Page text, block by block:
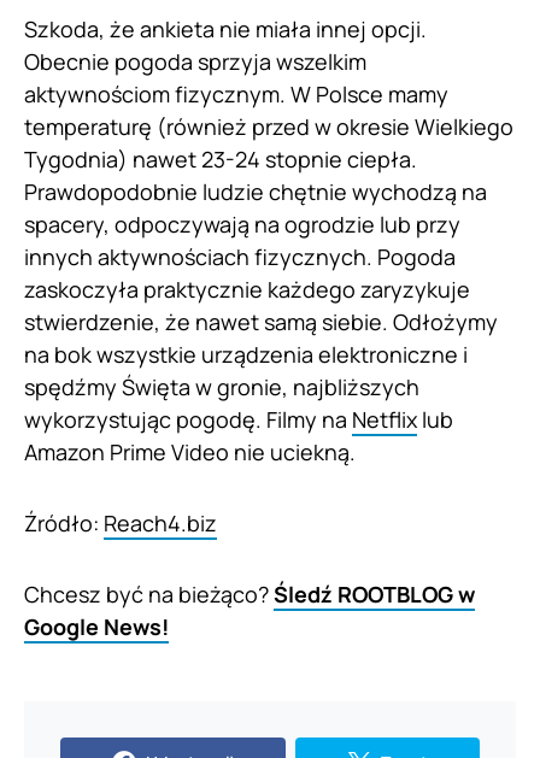
Szkoda, że ankieta nie miała innej opcji.
Obecnie pogoda sprzyja wszelkim
aktywnościom fizycznym. W Polsce mamy
temperaturę (również przed w okresie Wielkiego
Tygodnia) nawet 23-24 stopnie ciepła.
Prawdopodobnie ludzie chętnie wychodzą na
spacery, odpoczywają na ogrodzie lub przy
innych aktywnościach fizycznych. Pogoda
zaskoczyła praktycznie każdego zaryzykuje
stwierdzenie, że nawet samą siebie. Odłożymy
na bok wszystkie urządzenia elektroniczne i
spędźmy Święta w gronie, najbliższych
wykorzystując pogodę. Filmy na Netflix lub
Amazon Prime Video nie uciekną.
Źródło: Reach4.biz
Chcesz być na bieżąco?Śledź ROOTBLOG w
Google News!